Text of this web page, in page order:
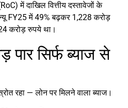
में दाखिल वित्तीय दस्तावेजों के
FY25 में 49% बढ़कर 1,228 करोड़
करोड़ रुपये था।
पार सिर्फ ब्याज से
रहा — लोन पर मिलने वाला ब्याज।